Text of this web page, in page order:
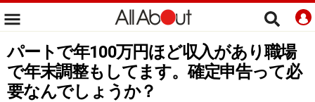
パートで年100万円ほど収入があり職場
で年末調整もしてます。確定申告って必
要なんでしょうか？